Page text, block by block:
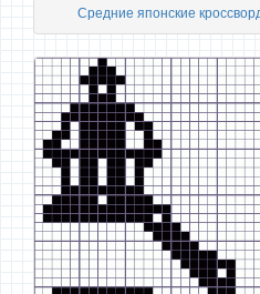
Средние японские